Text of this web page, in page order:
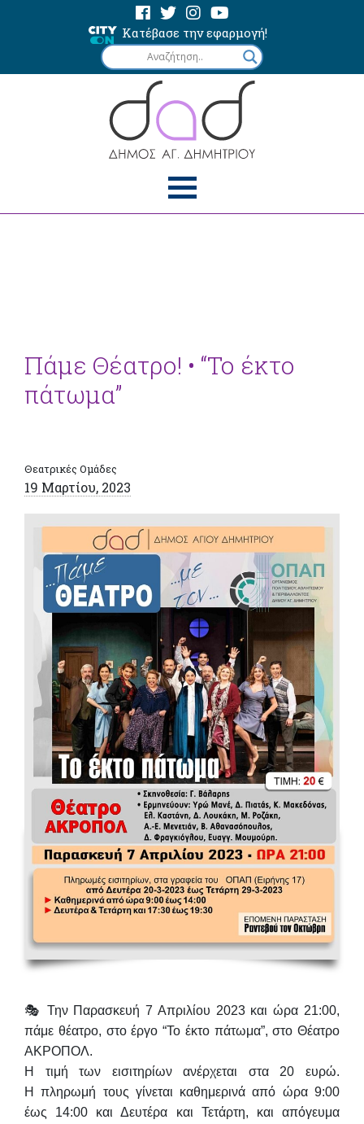
Κατέβασε την εφαρμογή!
Πάμε Θέατρο! • “Το έκτο
πάτωμα”
Θεατρικές Ομάδες
19 Μαρτίου, 2023
🎭 Την Παρασκευή 7 Απριλίου 2023 και ώρα 21:00,
πάμε θέατρο, στο έργο “Το έκτο πάτωμα”, στο Θέατρο
ΑΚΡΟΠΟΛ.
Η τιμή των εισιτηρίων ανέρχεται στα 20 ευρώ.
Η
πληρωμή τους γίνεται καθημερινά από ώρα 9:00
έως 14:00 και Δευτέρα και Τετάρτη, και απόγευμα